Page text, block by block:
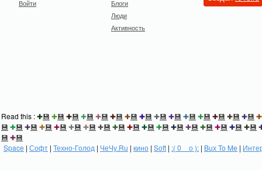
Войти
Блоги
Люди
Активность
Read this :✚💾 ✚💾 ✚💾 ✚💾 ✚💾 ✚💾 ✚💾 ✚💾 ✚💾 ✚💾 ✚💾 ✚💾 ✚💾 ✚💾 ✚💾 ✚
💾 ✚💾 ✚💾 ✚💾 ✚💾 ✚💾 ✚💾 ✚💾 ✚💾 ✚💾 ✚💾 ✚💾 ✚💾 ✚💾 ✚💾 ✚💾 ✚💾 ✚💾
💾 ✚💾
Space | Софт | Техно-Голод | ЧеЧу.Ru | кино | Soft | :( 0 _ о ): | Bux To Me |